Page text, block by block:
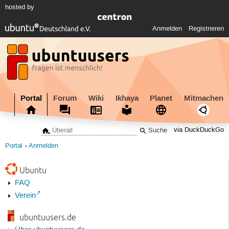
hosted by
Anmelden Registrieren
Portal Forum Wiki Ikhaya Planet Mitmachen
via DuckDuckGo
Portal Anmelden
Ubuntu
FAQ
Verein
ubuntuusers.de